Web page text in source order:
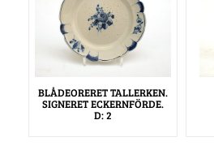
BLÅDEORERET TALLERKEN.
SIGNERET ECKERNFÖRDE.
D: 2